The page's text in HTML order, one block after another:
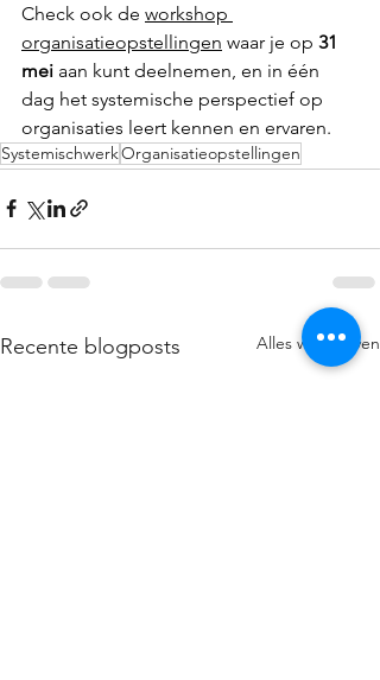
Check ook de workshop
organisatieopstellingen waar je op 31
mei aan kunt deelnemen, en in één
dag het systemische perspectief op
organisaties leert kennen en ervaren.
SystemischwerkOrganisatieopstellingen
Recente blogposts Alles weergeven